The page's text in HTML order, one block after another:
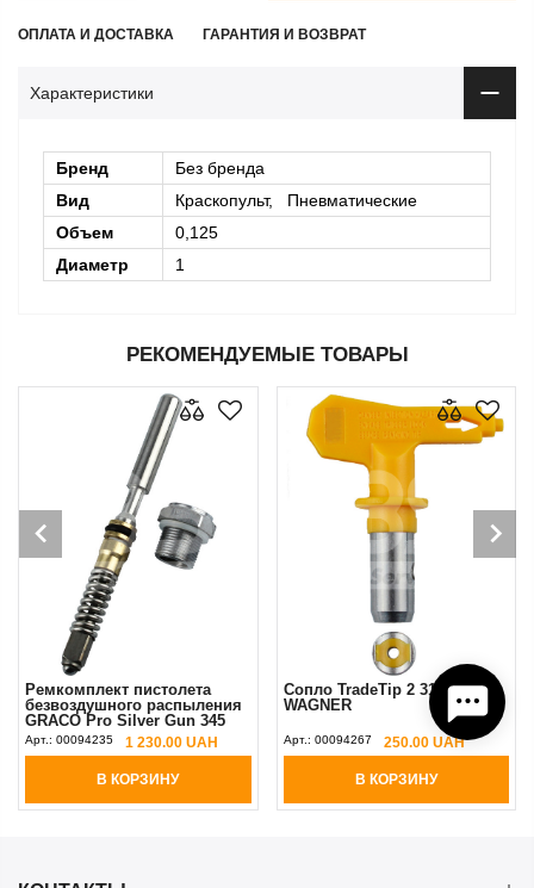
ОПЛАТА И ДОСТАВКА ГАРАНТИЯ И ВОЗВРАТ
Характеристики
Бренд
Без бренда
Вид
Краскопульт, Пневматические
Объем
0,125
Диаметр
1
РЕКОМЕНДУЕМЫЕ ТОВАРЫ
Ремкомплект пистолета
безвоздушного распыления
GRACO Pro Silver Gun 345
bar (аналог)
Арт.: 00094235 1 230.00 UAH
В КОРЗИНУ
Сопло TradeTip 2 317 Yellow
WAGNER
Арт.: 00094267 250.00 UAH
В КОРЗИНУ